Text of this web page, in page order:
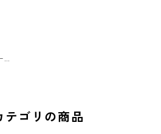
シ
テゴリの商品